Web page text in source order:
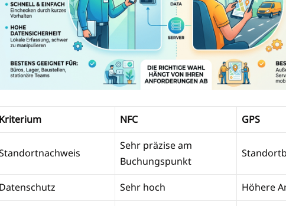
NFC GPS
Sehr präzise am
Buchungspunkt
Sehr hoch
Höhere